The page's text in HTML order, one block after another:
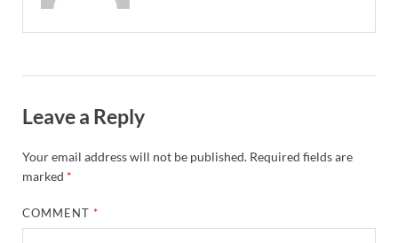
Leave a Reply
Your email address will not be published. Required fields are
marked *
COMMENT*